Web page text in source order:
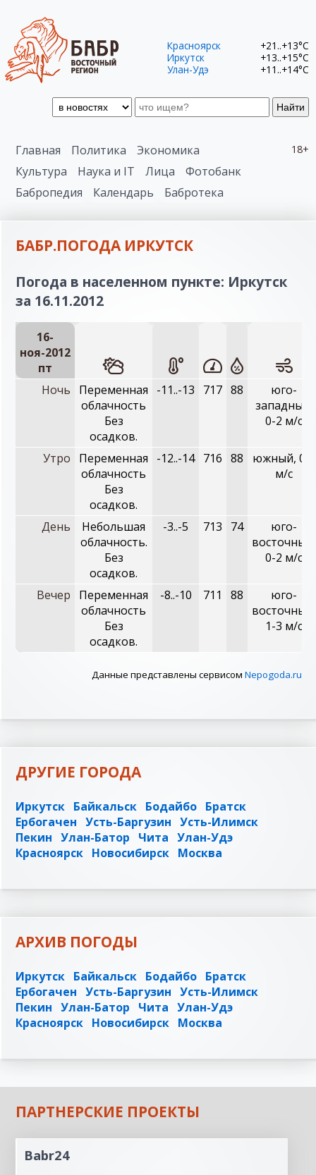
Найти
Красноярск
+21..+13°C
Иркутск
+13..+15°C
Улан-Удэ
+11..+14°C
18+
Главная Политика
Экономика
Культура
Наука и IT Лица
Фотобанк
Бабропедия
Календарь Бабротека
БАБР.ПОГОДА ИРКУТСК
Погода в населенном пункте: Иркутск
за 16.11.2012
16-
ноя-2012
пт
Ночь
Переменная
облачность
Без
осадков.
-11..-13 717 88
юго-
западный,
0-2 м/с
Утро
Переменная
облачность
Без
осадков.
-12..-14 716 88
южный, 0-2
м/с
День
Небольшая
облачность.
Без
осадков.
-3..-5 713 74
юго-
восточный,
0-2 м/с
Вечер
Переменная
облачность
Без
осадков.
-8..-10 711 88
юго-
восточный,
1-3 м/с
Данные представлены сервисом Nepogoda.ru
ДРУГИЕ ГОРОДА
Иркутск Байкальск Бодайбо Братск
Ербогачен Усть-Баргузин Усть-Илимск
Пекин Улан-Батор Чита Улан-Удэ
Красноярск Новосибирск Москва
АРХИВ ПОГОДЫ
Иркутск Байкальск Бодайбо Братск
Ербогачен Усть-Баргузин Усть-Илимск
Пекин Улан-Батор Чита Улан-Удэ
Красноярск Новосибирск Москва
ПАРТНЕРСКИЕ ПРОЕКТЫ
Babr24